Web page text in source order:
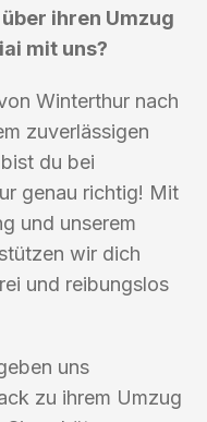
ihren Umzug
mit uns?
Winterthur nach
zuverlässigen
du bei
genau richtig! Mit
und unserem
wir dich
und reibungslos
uns
zu ihrem Umzug